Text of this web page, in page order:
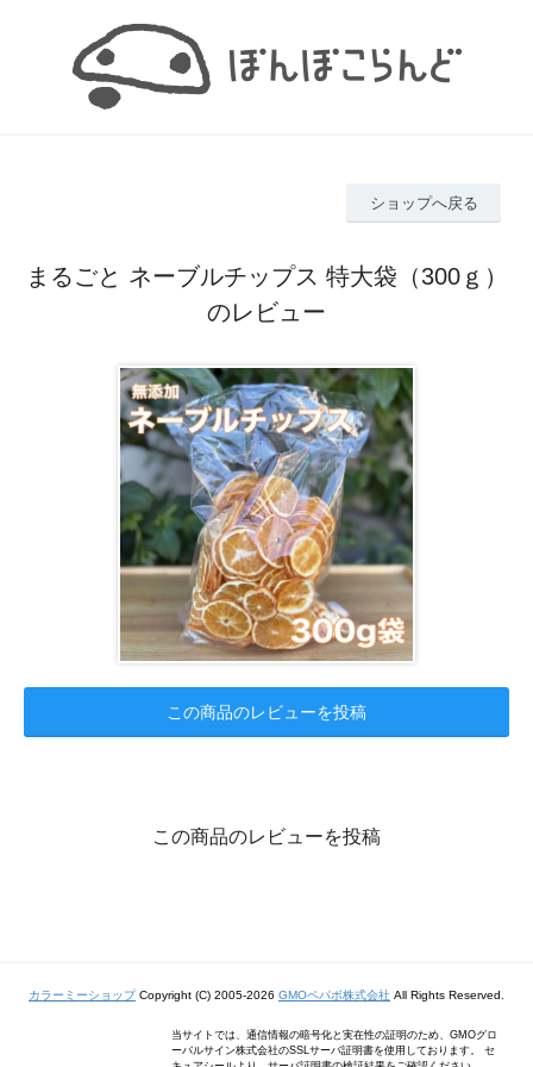
ショップへ戻る
まるごと ネーブルチップス 特大袋（300ｇ）
のレビュー
この商品のレビューを投稿
この商品のレビューを投稿
カラーミーショップCopyright (C) 2005-2026 GMOペパボ株式会社 All Rights Reserved.
当サイトでは、通信情報の暗号化と実在性の証明のため、GMOグロ
ーバルサイン株式会社のSSLサーバ証明書を使用しております。 セ